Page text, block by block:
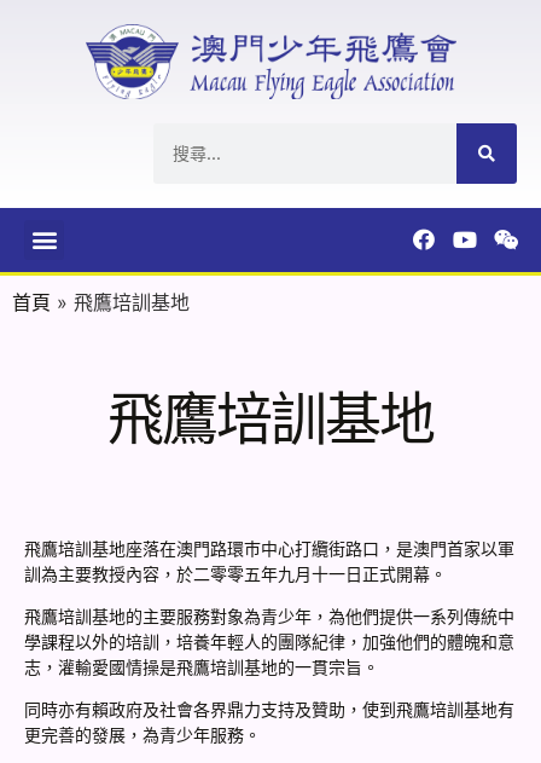
首頁 » 飛鷹培訓基地
飛鷹培訓基地
飛鷹培訓基地座落在澳門路環巿中心打纜街路口，是澳門首家以軍
訓為主要教授內容，於二零零五年九月十一日正式開幕。
飛鷹培訓基地的主要服務對象為青少年，為他們提供一系列傳統中
學課程以外的培訓，培養年輕人的團隊紀律，加強他們的體魄和意
志，灌輸愛國情操是飛鷹培訓基地的一貫宗旨。
同時亦有賴政府及社會各界鼎力支持及贊助，使到飛鷹培訓基地有
更完善的發展，為青少年服務。